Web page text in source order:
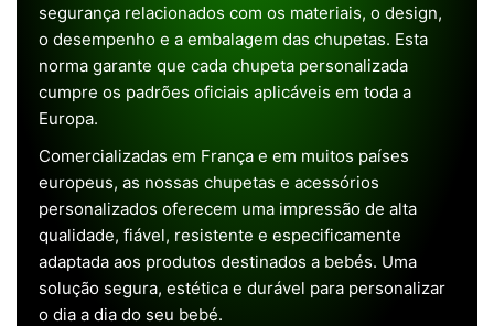
segurança relacionados com os materiais, o design,
o desempenho e a embalagem das chupetas. Esta
norma garante que cada chupeta personalizada
cumpre os padrões oficiais aplicáveis em toda a
Europa.
Comercializadas em França e em muitos países
europeus, as nossas chupetas e acessórios
personalizados oferecem uma impressão de alta
qualidade, fiável, resistente e especificamente
adaptada aos produtos destinados a bebés. Uma
solução segura, estética e durável para personalizar
o dia a dia do seu bebé.